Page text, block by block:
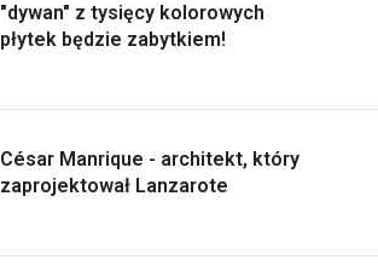
"dywan" z tysięcy kolorowych
płytek będzie zabytkiem!
César Manrique - architekt, który
zaprojektował Lanzarote